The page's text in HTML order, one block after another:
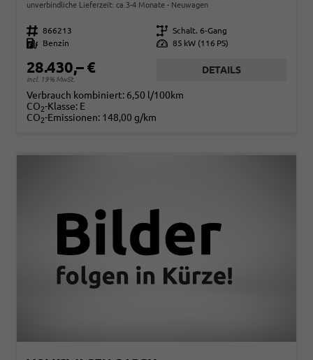
unverbindliche Lieferzeit: ca.3-4 Monate Neuwagen
Fahrzeugnr. 866213 Getriebe Schalt. 6-Gang
Kraftstoff
Benzin Leistung 85 kW (116 PS)
28.430,– €
incl. 19% MwSt.
DETAILS
Verbrauch kombiniert: 6,50 l/100km
CO2-Klasse: E
CO2-Emissionen: 148,00 g/km